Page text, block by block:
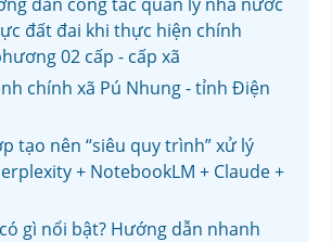
đất đai khi thực hiện chính
02 cấp - cấp xã
chính xã Pú Nhung - tỉnh Điện
tạo nên “siêu quy trình” xử lý
+ NotebookLM + Claude +
gì nổi bật? Hướng dẫn nhanh